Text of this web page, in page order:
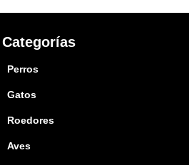
Categorías
Perros
Gatos
Roedores
Aves